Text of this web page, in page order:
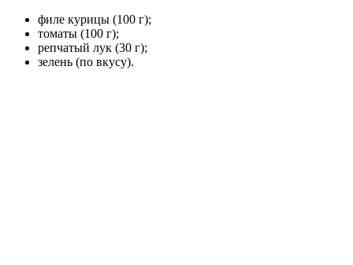
филе курицы (100 г);
томаты (100 г);
репчатый лук (30 г);
зелень (по вкусу).